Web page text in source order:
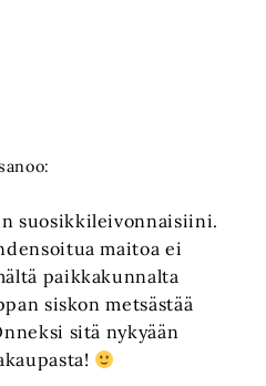
suosikkileivonnaisiini.
maitoa ei
paikkakunnalta
siskon metsästää
sitä nykyään